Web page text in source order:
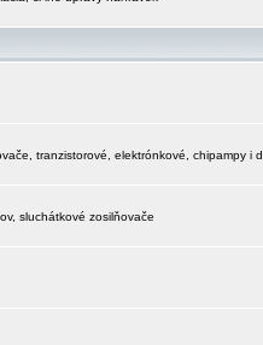
tranzistorové, elektrónkové, chipampy i
sluchátkové zosilňovače